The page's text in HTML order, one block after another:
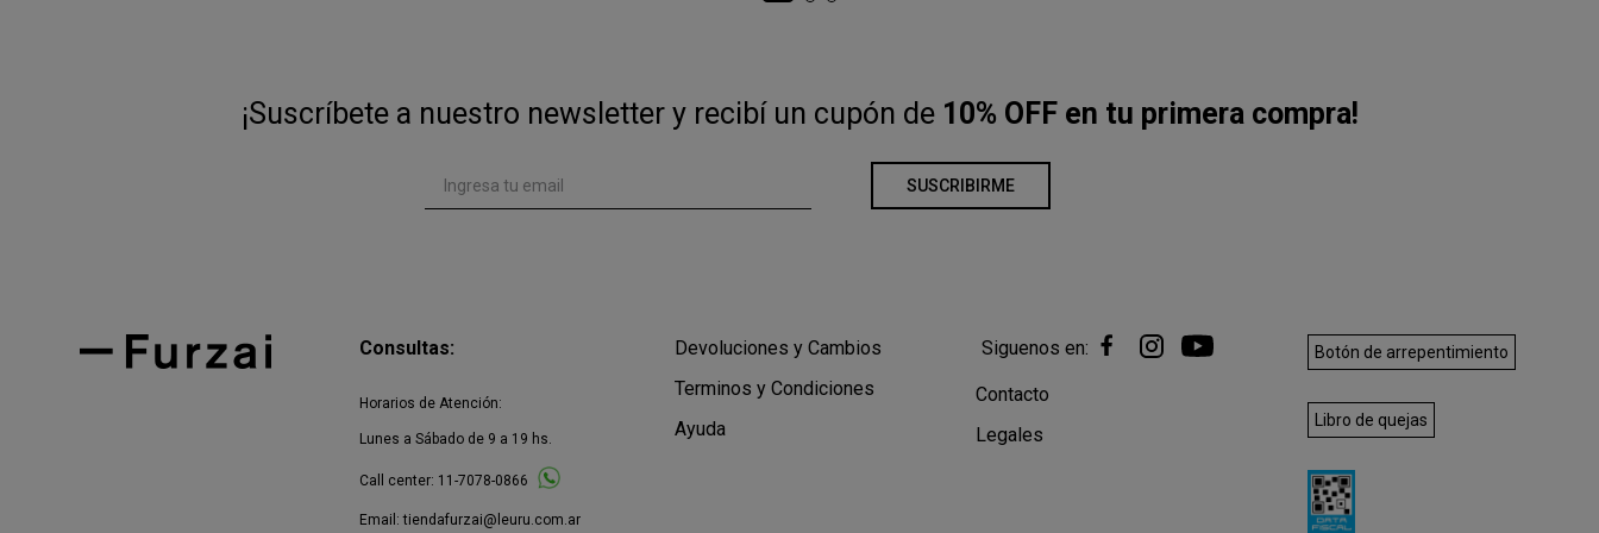
¡Suscríbete a nuestro newsletter y recibí un cupón de 10% OFF en tu primera compra!
SUSCRIBIRME
Consultas:
Horarios de Atención:
Lunes a Sábado de 9 a 19 hs.
Call center: 11-7078-0866
Email:tiendafurzai@leuru.com.ar
Devoluciones y Cambios
Terminos y Condiciones
Ayuda
Siguenos en:
Contacto
Legales
Botón de arrepentimiento
Libro de quejas